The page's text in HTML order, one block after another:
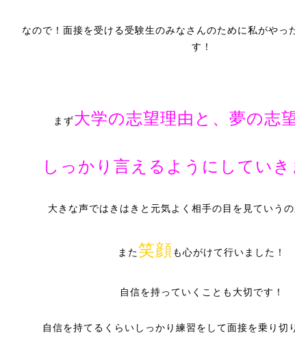
なので！面接を受ける受験生のみなさんのために私がやっ
す！
まず大学の志望理由と、夢の志
しっかり言えるようにしていき
大きな声ではきはきと元気よく相手の目を見ていうの
また笑顔も心がけて行いました！
自信を持っていくことも大切です！
自信を持てるくらいしっかり練習をして面接を乗り切